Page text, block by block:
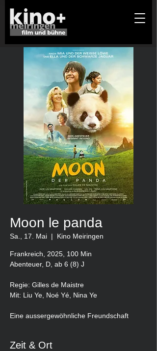
Moon le panda
Sa., 17. Mai
  |
Kino Meiringen
Frankreich, 2025, 100 Min
Abenteuer, D, ab 6 (8) J
Regie: Gilles de Maistre
Mit: Liu Ye, Noé Yé, Nina Ye
Eine aussergewöhnliche Freundschaft
Zeit & Ort